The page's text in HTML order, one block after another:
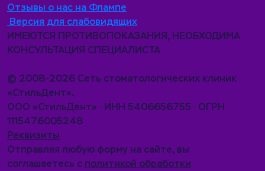
Отзывы о нас на Флампе
Версия для слабовидящих
ИМЕЮТСЯ ПРОТИВОПОКАЗАНИЯ, НЕОБХОДИМА
КОНСУЛЬТАЦИЯ СПЕЦИАЛИСТА
© 2008-2026 Сеть стоматологических клиник
«СтильДент».
ООО «СтильДент» · ИНН 5406656755 · ОГРН
1115476005248
Реквизиты
Отправляя любую форму на сайте, вы
соглашаетесь с политикой обработки